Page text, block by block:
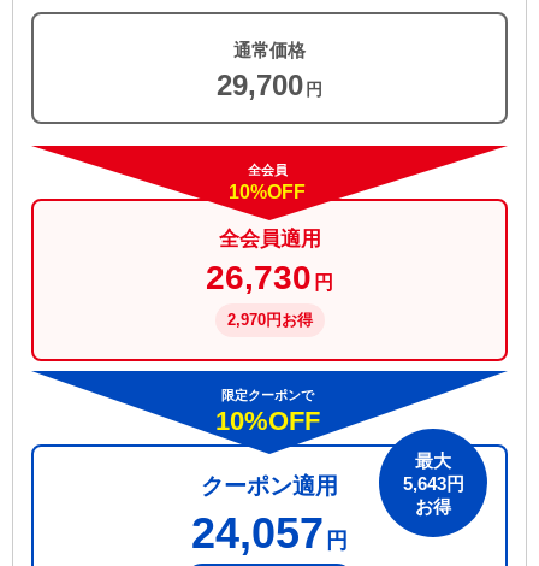
通常価格
29,700円
全会員
10%OFF
全会員適用
26,730 円
2,970円お得
限定クーポンで
10%OFF
クーポン適用
24,057 円
最大
5,643円
お得